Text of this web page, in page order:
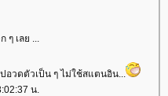
เลย ...
วดตัวเป็น ๆ ไม่ใช้สแตนอิน...
น.